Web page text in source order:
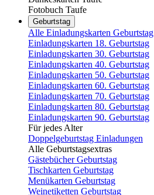
Fotobuch Taufe
Geburtstag
Alle Einladungskarten Geburtstag
Einladungskarten 18. Geburtstag
Einladungskarten 30. Geburtstag
Einladungskarten 40. Geburtstag
Einladungskarten 50. Geburtstag
Einladungskarten 60. Geburtstag
Einladungskarten 70. Geburtstag
Einladungskarten 80. Geburtstag
Einladungskarten 90. Geburtstag
Für jedes Alter
Doppelgeburtstag Einladungen
Alle Geburtstagsextras
Gästebücher Geburtstag
Tischkarten Geburtstag
Menükarten Geburtstag
Weinetiketten Geburtstag